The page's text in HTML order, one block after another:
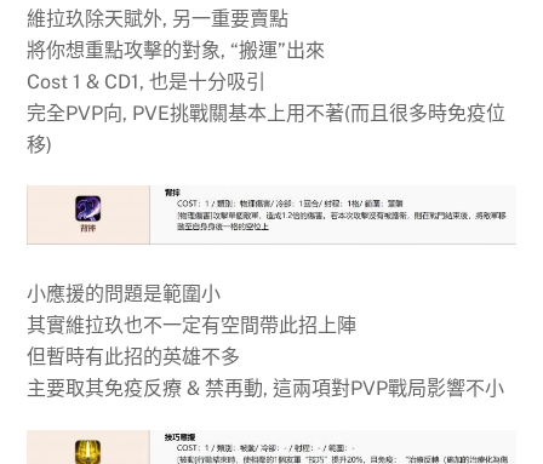
維拉玖除天賦外, 另一重要賣點
將你想重點攻擊的對象, “搬運”出來
Cost 1 & CD1, 也是十分吸引
完全PVP向, PVE挑戰關基本上用不著(而且很多時免疫位
移)
小應援的問題是範圍小
其實維拉玖也不一定有空間帶此招上陣
但暫時有此招的英雄不多
主要取其免疫反療 & 禁再動, 這兩項對PVP戰局影響不小